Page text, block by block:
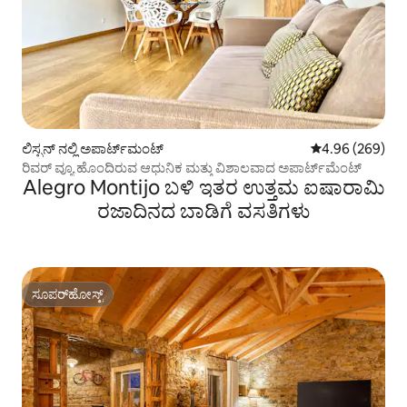
ಲಿಸ್ಬನ್ ನಲ್ಲಿ ಅಪಾರ್ಟ್‌ಮಂಟ್ 5 ರಲ್ಲಿ 4.96
4.96 (269)
ರಿವರ್ ವ್ಯೂ ಹೊಂದಿರುವ ಆಧುನಿಕ ಮತ್ತು ವಿಶಾಲವಾದ ಅಪಾರ್ಟ್‌ಮೆಂಟ್
Alegro Montijo ಬಳಿ ಇತರ ಉತ್ತಮ ಐಷಾರಾಮಿ
ರಜಾದಿನದ ಬಾಡಿಗೆ ವಸತಿಗಳು
ಸೂಪರ್‌ಹೋಸ್ಟ್
ಸೂಪರ್‌ಹೋಸ್ಟ್